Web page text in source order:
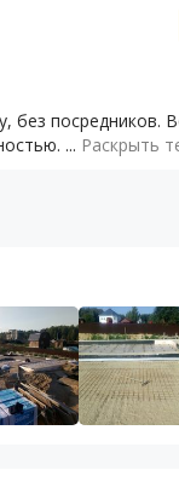
без посредников.
... Раскрыть